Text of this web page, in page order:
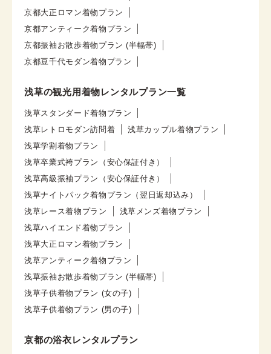
京都大正ロマン着物プラン
京都アンティーク着物プラン
京都振袖お散歩着物プラン (半幅帯)
京都豆千代モダン着物プラン
浅草の観光用着物レンタルプラン一覧
浅草スタンダード着物プラン
浅草レトロモダン訪問着
浅草カップル着物プラン
浅草学割着物プラン
浅草卒業式袴プラン（安心保証付き）
浅草高級振袖プラン（安心保証付き）
浅草ナイトパック着物プラン（翌日返却込み）
浅草レース着物プラン
浅草メンズ着物プラン
浅草ハイエンド着物プラン
浅草大正ロマン着物プラン
浅草アンティーク着物プラン
浅草振袖お散歩着物プラン (半幅帯)
浅草子供着物プラン (女の子)
浅草子供着物プラン (男の子)
京都の浴衣レンタルプラン